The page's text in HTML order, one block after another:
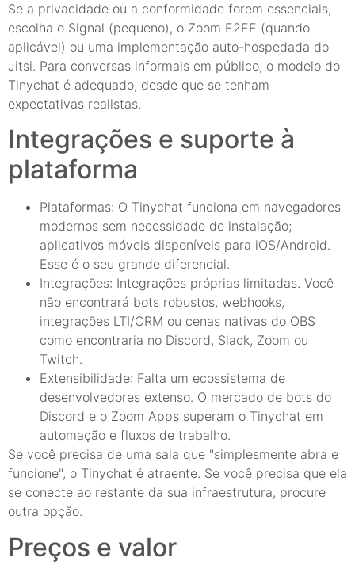
Se a privacidade ou a conformidade forem essenciais,
escolha o Signal (pequeno), o Zoom E2EE (quando
aplicável) ou uma implementação auto-hospedada do
Jitsi. Para conversas informais em público, o modelo do
Tinychat é adequado, desde que se tenham
expectativas realistas.
Integrações e suporte à
plataforma
Plataformas: O Tinychat funciona em navegadores
modernos sem necessidade de instalação;
aplicativos móveis disponíveis para iOS/Android.
Esse é o seu grande diferencial.
Integrações: Integrações próprias limitadas. Você
não encontrará bots robustos, webhooks,
integrações LTI/CRM ou cenas nativas do OBS
como encontraria no Discord, Slack, Zoom ou
Twitch.
Extensibilidade: Falta um ecossistema de
desenvolvedores extenso. O mercado de bots do
Discord e o Zoom Apps superam o Tinychat em
automação e fluxos de trabalho.
Se você precisa de uma sala que "simplesmente abra e
funcione", o Tinychat é atraente. Se você precisa que ela
se conecte ao restante da sua infraestrutura, procure
outra opção.
Preços e valor